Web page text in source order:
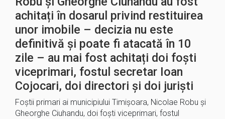
achitați în dosarul privind restituirea
unor imobile – decizia nu este
definitivă şi poate fi atacată în 10
zile – au mai fost achitați doi foști
viceprimari, fostul secretar Ioan
Cojocari, doi directori și doi juriști
Foştii primari ai municipiului Timişoara, Nicolae Robu şi
Gheorghe Ciuhandu, doi foşti viceprimari, fostul